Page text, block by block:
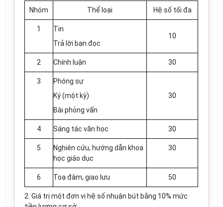
Nhóm Thể loại Hệ số tối đa
1
Tin
Trả lời bạn đọc
10
2 Chính luận 30
3
Phóng sự
Ký (một kỳ)
Bài phỏng vấn
30
4 Sáng tác văn học 30
5 Nghiên cứu, hướng dẫn khoa
học giáo dục
30
6 Toạ đàm, giao lưu 50
2. Giá trị một đơn vị hệ số nhuận bút bằng 10% mức